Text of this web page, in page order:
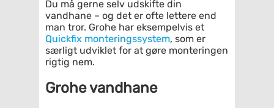
Du må gerne selv udskifte din
vandhane – og det er ofte lettere end
man tror. Grohe har eksempelvis et
Quickfix monteringssystem, som er
særligt udviklet for at gøre monteringen
rigtig nem.
Grohe vandhane